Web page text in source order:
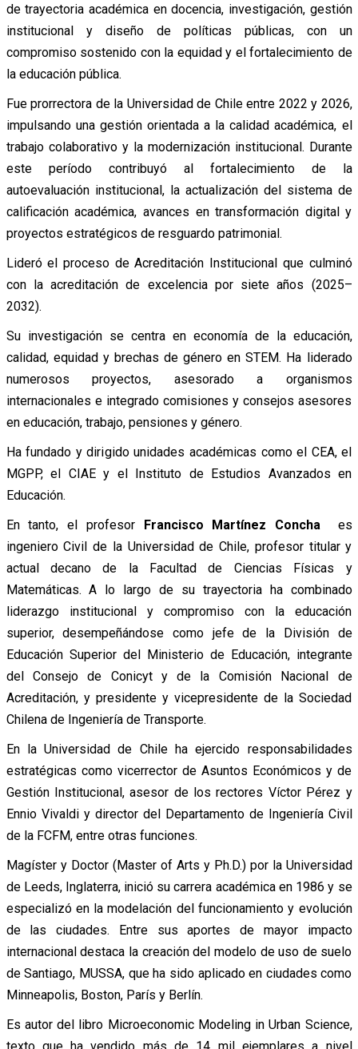
de trayectoria académica en docencia, investigación, gestión
institucional y diseño de políticas públicas, con un
compromiso sostenido con la equidad y el fortalecimiento de
la educación pública.
Fue prorrectora de la Universidad de Chile entre 2022 y 2026,
impulsando una gestión orientada a la calidad académica, el
trabajo colaborativo y la modernización institucional. Durante
este período contribuyó al fortalecimiento de la
autoevaluación institucional, la actualización del sistema de
calificación académica, avances en transformación digital y
proyectos estratégicos de resguardo patrimonial.
Lideró el proceso de Acreditación Institucional que culminó
con la acreditación de excelencia por siete años (2025–
2032).
Su investigación se centra en economía de la educación,
calidad, equidad y brechas de género en STEM. Ha liderado
numerosos proyectos, asesorado a organismos
internacionales e integrado comisiones y consejos asesores
en educación, trabajo, pensiones y género.
Ha fundado y dirigido unidades académicas como el CEA, el
MGPP, el CIAE y el Instituto de Estudios Avanzados en
Educación.
En tanto, el profesor Francisco Martínez Concha
es
ingeniero Civil de la Universidad de Chile, profesor titular y
actual decano de la Facultad de Ciencias Físicas y
Matemáticas. A lo largo de su trayectoria ha combinado
liderazgo institucional y compromiso con la educación
superior, desempeñándose como jefe de la División de
Educación Superior del Ministerio de Educación, integrante
del Consejo de Conicyt y de la Comisión Nacional de
Acreditación, y presidente y vicepresidente de la Sociedad
Chilena de Ingeniería de Transporte.
En la Universidad de Chile ha ejercido responsabilidades
estratégicas como vicerrector de Asuntos Económicos y de
Gestión Institucional, asesor de los rectores Víctor Pérez y
Ennio Vivaldi y director del Departamento de Ingeniería Civil
de la FCFM, entre otras funciones.
Magíster y Doctor (Master of Arts y Ph.D.) por la Universidad
de Leeds, Inglaterra, inició su carrera académica en 1986 y se
especializó en la modelación del funcionamiento y evolución
de las ciudades. Entre sus aportes de mayor impacto
internacional destaca la creación del modelo de uso de suelo
de Santiago, MUSSA, que ha sido aplicado en ciudades como
Minneapolis, Boston, París y Berlín.
Es autor del libro Microeconomic Modeling in Urban Science,
texto que ha vendido más de 14 mil ejemplares a nivel